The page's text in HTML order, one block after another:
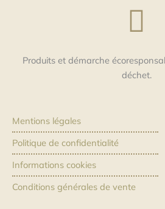
Produits et démarche
déchet.
Mentions légales
Politique de confidentialité
Informations cookies
Conditions générales de vente